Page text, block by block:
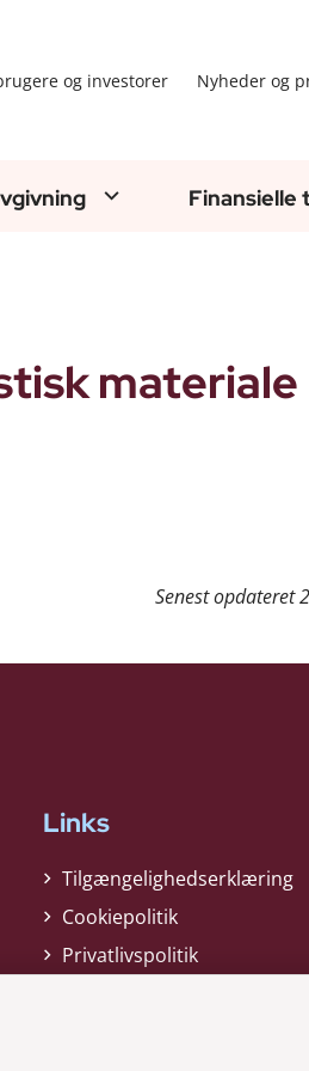
og investorer Nyheder og
Finansielle
materiale
Senest opdateret
Links
Tilgængelighedserklæring
Cookiepolitik
Privatlivspolitik